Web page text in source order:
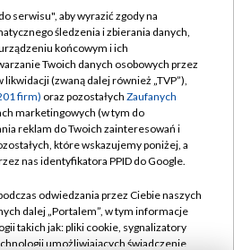
TVP
TVP
prywatności
Moje zgody
Pomoc
Kontakt
serwisu", aby wyrazić zgody na
śledzenia i zbierania danych,
końcowym i ich
Twoich danych osobowych przez
likwidacji (zwaną dalej również „TVP”),
firm) oraz pozostałych Zaufanych
marketingowych (w tym do
reklam do Twoich zainteresowań i
które wskazujemy poniżej, a
nas identyfikatora PPID do Google.
odwiedzania przez Ciebie naszych
dalej „Portalem”, w tym informacje
takich jak: pliki cookie, sygnalizatory
umożliwiających świadczenie